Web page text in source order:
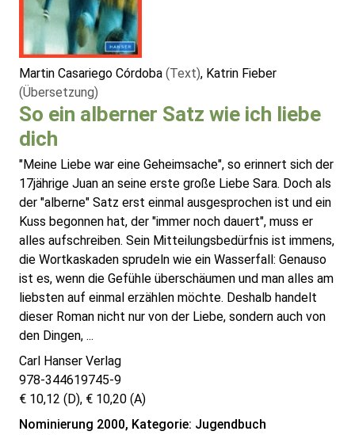
Martin Casariego Córdoba (Text), Katrin Fieber
(Übersetzung)
So ein alberner Satz wie ich liebe
dich
"Meine Liebe war eine Geheimsache", so erinnert sich der
17jährige Juan an seine erste große Liebe Sara. Doch als
der "alberne" Satz erst einmal ausgesprochen ist und ein
Kuss begonnen hat, der "immer noch dauert", muss er
alles aufschreiben. Sein Mitteilungsbedürfnis ist immens,
die Wortkaskaden sprudeln wie ein Wasserfall: Genauso
ist es, wenn die Gefühle überschäumen und man alles am
liebsten auf einmal erzählen möchte. Deshalb handelt
dieser Roman nicht nur von der Liebe, sondern auch von
den Dingen, ...
Carl Hanser Verlag
978-344619745-9
€ 10,12 (D), € 10,20 (A)
Nominierung 2000, Kategorie: Jugendbuch